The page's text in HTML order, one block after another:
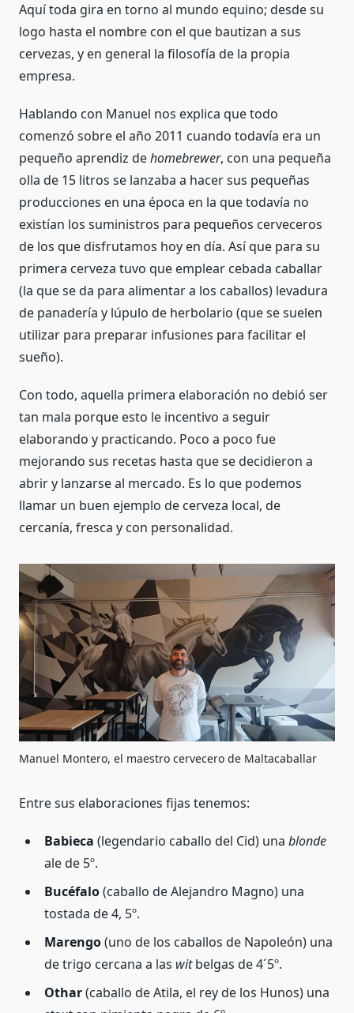
Aquí toda gira en torno al mundo equino; desde su
logo hasta el nombre con el que bautizan a sus
cervezas, y en general la filosofía de la propia
empresa.
Hablando con Manuel nos explica que todo
comenzó sobre el año 2011 cuando todavía era un
pequeño aprendiz dehomebrewer, con una pequeña
olla de 15 litros se lanzaba a hacer sus pequeñas
producciones en una época en la que todavía no
existían los suministros para pequeños cerveceros
de los que disfrutamos hoy en día. Así que para su
primera cerveza tuvo que emplear cebada caballar
(la que se da para alimentar a los caballos) levadura
de panadería y lúpulo de herbolario (que se suelen
utilizar para preparar infusiones para facilitar el
sueño).
Con todo, aquella primera elaboración no debió ser
tan mala porque esto le incentivo a seguir
elaborando y practicando. Poco a poco fue
mejorando sus recetas hasta que se decidieron a
abrir y lanzarse al mercado. Es lo que podemos
llamar un buen ejemplo de cerveza local, de
cercanía, fresca y con personalidad.
Manuel Montero, el maestro cervecero de Maltacaballar
Entre sus elaboraciones fijas tenemos:
Babieca (legendario caballo del Cid) una blonde
ale de 5º.
Bucéfalo(caballo de Alejandro Magno) una
tostada de 4, 5º.
Marengo(uno de los caballos de Napoleón) una
de trigo cercana a las witbelgas de 4´5º.
Othar(caballo de Atila, el rey de los Hunos) una